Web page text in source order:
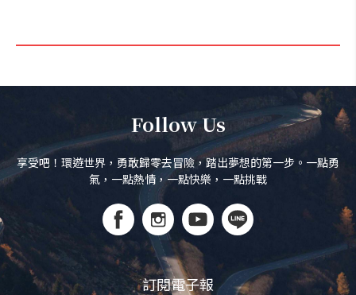
Follow Us
享受吧！環遊世界，勇敢歸零去冒險，踏出夢想的第一步。一點勇
氣，一點熱情，一點快樂，一點挑戰
訂閱電子報